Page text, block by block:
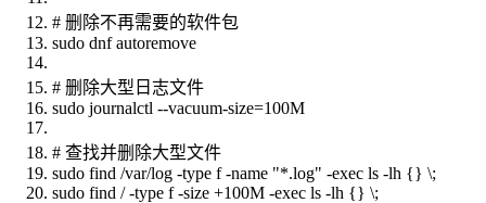
# 删除不再需要的软件包
sudo dnf autoremove
# 删除大型日志文件
sudo journalctl --vacuum-size=100M
# 查找并删除大型文件
sudo find /var/log -type f -name "*.log" -exec ls -lh {} \;
sudo find / -type f -size +100M -exec ls -lh {} \;